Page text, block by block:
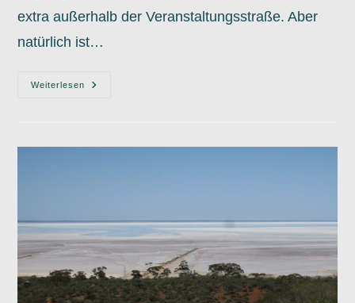
extra außerhalb der Veranstaltungsstraße. Aber
natürlich ist…
Weiterlesen
21.10.